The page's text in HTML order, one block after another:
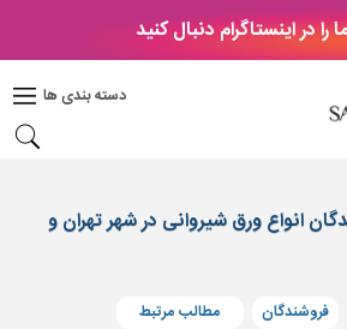
را در اینستاگرام دنبال کنید
دسته بندی ها
انواع ورق شیروانی در شهر تهران و
فروشندگان مطالب مرتبط